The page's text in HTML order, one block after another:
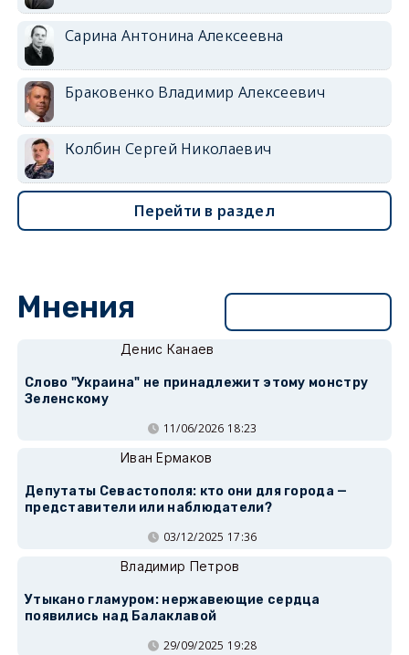
Сарина Антонина Алексеевна
Браковенко Владимир Алексеевич
Колбин Сергей Николаевич
Перейти в раздел
Мнения
Денис Канаев
Слово "Украина" не принадлежит этому монстру
Зеленскому
11/06/2026 18:23
Иван Ермаков
Депутаты Севастополя: кто они для города —
представители или наблюдатели?
03/12/2025 17:36
Владимир Петров
Утыкано гламуром: нержавеющие сердца
появились над Балаклавой
29/09/2025 19:28